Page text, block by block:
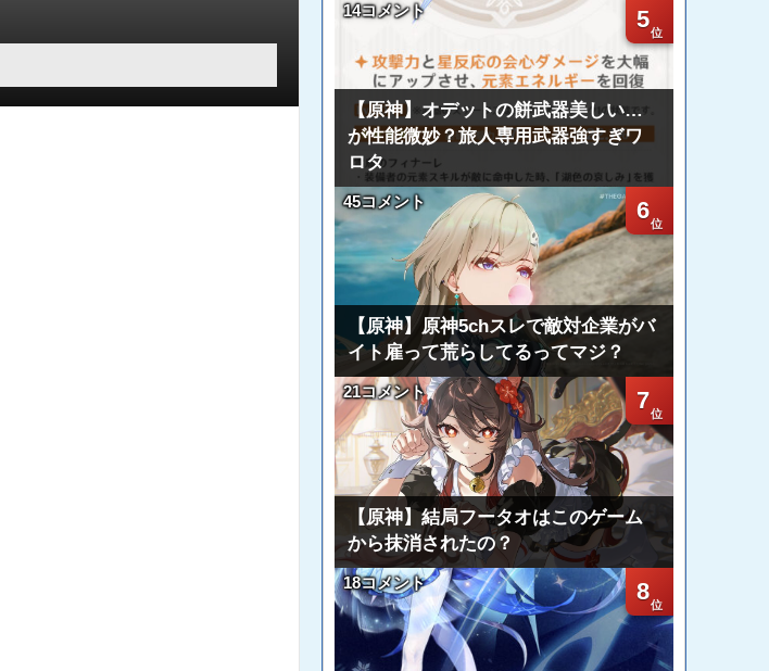
5
14コメント
【原神】オデットの餅武器美しい…
が性能微妙？旅人専用武器強すぎワ
ロタ
6
45コメント
【原神】原神5chスレで敵対企業がバ
イト雇って荒らしてるってマジ？
7
21コメント
【原神】結局フータオはこのゲーム
から抹消されたの？
8
18コメント